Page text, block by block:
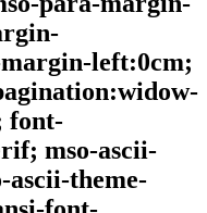
left:0cm;
font-
mso-ascii-
theme-